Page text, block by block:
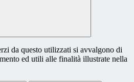
da questo utilizzati si avvalgono di
ed utili alle finalità illustrate nella